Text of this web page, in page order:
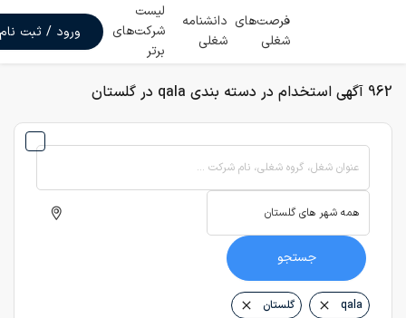
فرصت‌های
شغلی
دانشنامه
شغلی
لیست
شرکت‌های
برتر
ورود / ثبت نام
962 آگهی استخدام در دسته بندی qala در گلستان
عنوان شغل، گروه شغلی، نام شرکت ...
جستجو
qala گلستان